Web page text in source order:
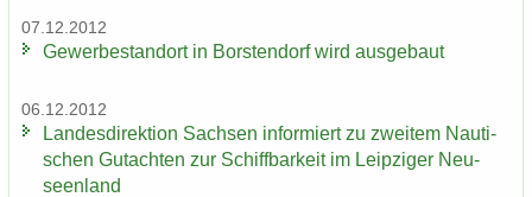
07.12.2012
Ge­wer­be­stand­ort in Bors­ten­dorf wird aus­ge­baut
06.12.2012
Lan­des­di­rek­ti­on Sach­sen in­for­miert zu zwei­tem Nau­ti­
schen Gut­ach­ten zur Schiff­bar­keit im Leip­zi­ger Neu­
seen­land